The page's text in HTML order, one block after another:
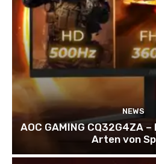
NEWS
AOC GAMING CQ32G4ZA
Arten von